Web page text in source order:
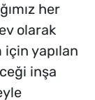
her
olarak
yapılan
inşa